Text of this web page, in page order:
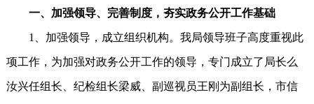
一、加强领导、完善制度，夯实政务公开工作基础
1、加强领导，成立组织机构。我局领导班子高度重视此
项工作，为加强对政务公开工作的领导，专门成立了局长么
汝兴任组长、纪检组长梁威、副巡视员王刚为副组长，市信